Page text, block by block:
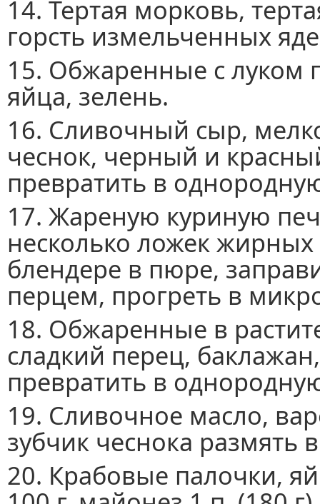
14. Тертая морковь,
горсть измельченных
15. Обжаренные с луком
яйца, зелень.
16. Сливочный сыр,
чеснок, черный и
превратить в
17. Жареную куриную
несколько ложек
блендере в пюре,
перцем, прогреть в
18. Обжаренные в
сладкий перец,
превратить в
19. Сливочное масло,
зубчик чеснока размять
20. Крабовые палочки,